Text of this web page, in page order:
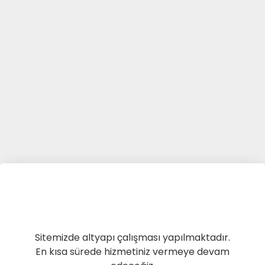
Sitemizde altyapı çalışması yapılmaktadır.
En kısa sürede hizmetiniz vermeye devam